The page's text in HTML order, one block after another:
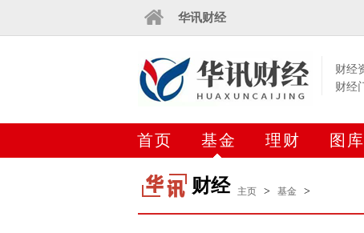
华讯财经
财经
财经
首页 基金 理财 图库
财经 主页 > 基金 >